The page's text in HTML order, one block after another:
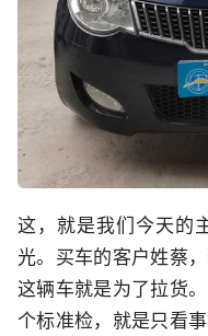
这，就是我们今天的
光。买车的客户姓蔡
这辆车就是为了拉货
个标准检，就是只看